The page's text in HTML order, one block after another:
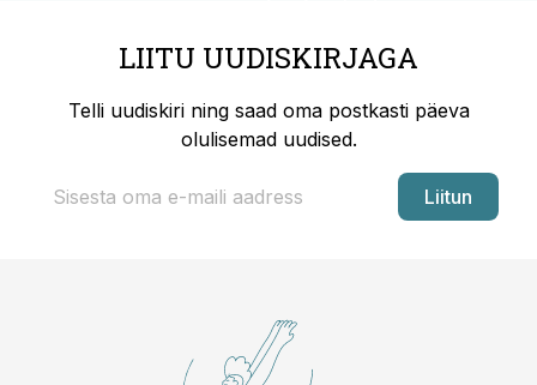
LIITU UUDISKIRJAGA
Telli uudiskiri ning saad oma postkasti päeva
olulisemad uudised.
Liitun